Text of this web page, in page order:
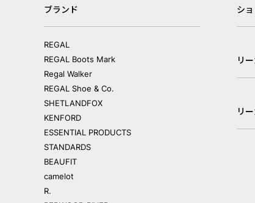
ブランド
REGAL
REGAL Boots Mark
Regal Walker
REGAL Shoe & Co.
SHETLANDFOX
KENFORD
ESSENTIAL PRODUCTS
STANDARDS
BEAUFIT
camelot
R.
シ
リ
リ